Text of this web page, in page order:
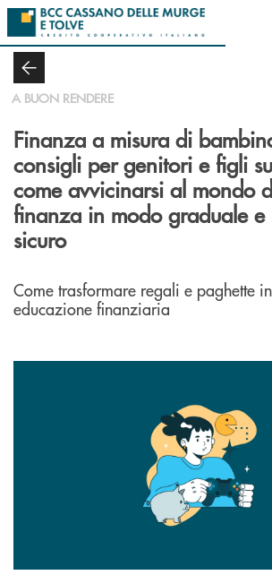
Salta al contenuto principale
A BUON RENDERE
Finanza a misura di
consigli per genitori e figli su
come avvicinarsi al mondo
finanza in modo graduale e
sicuro
Come trasformare regali e paghette
educazione finanziaria